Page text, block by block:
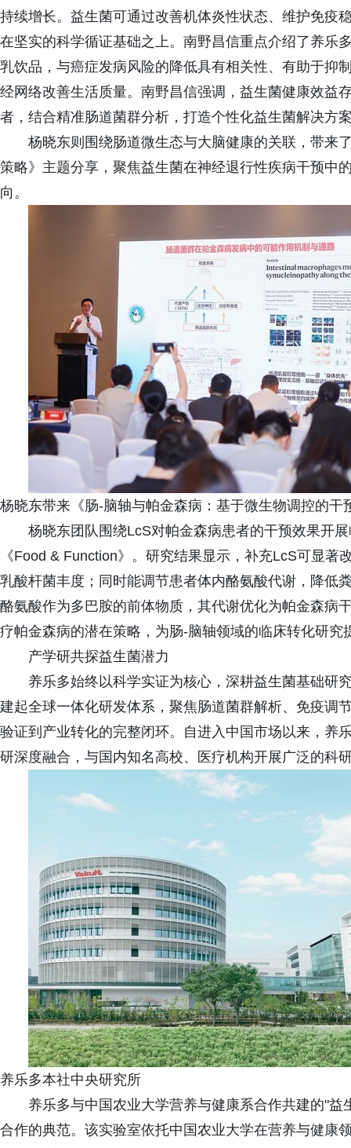
持续增长。益生菌可通过改善机体炎性状态、维护免疫
在坚实的科学循证基础之上。南野昌信重点介绍了养乐
乳饮品，与癌症发病风险的降低具有相关性、有助于抑
经网络改善生活质量。南野昌信强调，益生菌健康效益
者，结合精准肠道菌群分析，打造个性化益生菌解决方
杨晓东则围绕肠道微生态与大脑健康的关联，带来
策略》主题分享，聚焦益生菌在神经退行性疾病干预中
向。
杨晓东带来《肠-脑轴与帕金森病：基于微生物调控的干
杨晓东团队围绕LcS对帕金森病患者的干预效果开
《Food & Function》。研究结果显示，补充LcS可显
乳酸杆菌丰度；同时能调节患者体内酪氨酸代谢，降低
酪氨酸作为多巴胺的前体物质，其代谢优化为帕金森病
疗帕金森病的潜在策略，为肠-脑轴领域的临床转化研究
产学研共探益生菌潜力
养乐多始终以科学实证为核心，深耕益生菌基础研
建起全球一体化研发体系，聚焦肠道菌群解析、免疫调
验证到产业转化的完整闭环。自进入中国市场以来，养
研深度融合，与国内知名高校、医疗机构开展广泛的科
养乐多本社中央研究所
养乐多与中国农业大学营养与健康系合作共建的"
合作的典范。该实验室依托中国农业大学在营养与健康